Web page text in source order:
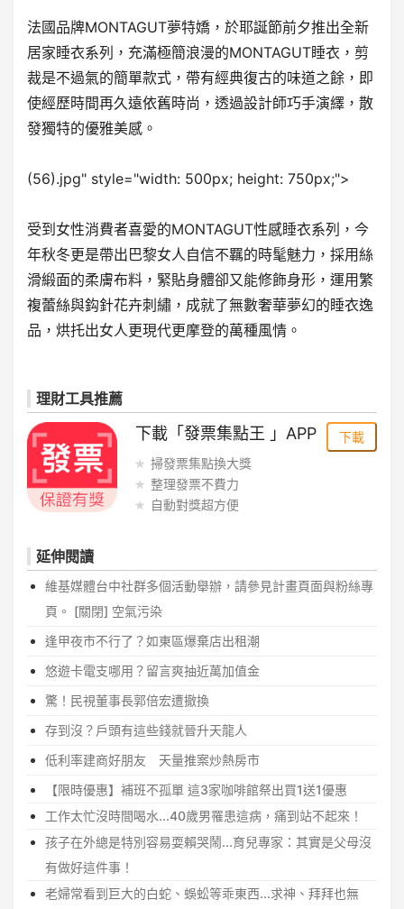
法國品牌MONTAGUT夢特嬌，於耶誕節前夕推出全新
居家睡衣系列，充滿極簡浪漫的MONTAGUT睡衣，剪
裁是不過氣的簡單款式，帶有經典復古的味道之餘，即
使經歷時間再久遠依舊時尚，透過設計師巧手演繹，散
發獨特的優雅美感。
(56).jpg" style="width: 500px; height: 750px;">
受到女性消費者喜愛的MONTAGUT性感睡衣系列，今
年秋冬更是帶出巴黎女人自信不羈的時髦魅力，採用絲
滑緞面的柔膚布料，緊貼身體卻又能修飾身形，運用繁
複蕾絲與鈎針花卉刺繡，成就了無數奢華夢幻的睡衣逸
品，烘托出女人更現代更摩登的萬種風情。
理財工具推薦
下載「發票集點王 」APP
掃發票集點換大獎
整理發票不費力
自動對獎超方便
下載
延伸閱讀
維基媒體台中社群多個活動舉辦，請參見計畫頁面與粉絲專
頁。 [關閉] 空氣污染
逢甲夜市不行了？如東區爆棄店出租潮
悠遊卡電支哪用？留言爽抽近萬加值金
驚！民視董事長郭倍宏遭撤換
存到沒？戶頭有這些錢就晉升天龍人
低利率建商好朋友 天量推案炒熱房市
【限時優惠】補班不孤單 這3家咖啡館祭出買1送1優惠
工作太忙沒時間喝水...40歲男罹患這病，痛到站不起來！
孩子在外總是特別容易耍賴哭鬧...育兒專家：其實是父母沒
有做好這件事！
老婦常看到巨大的白蛇、蜈蚣等乖東西...求神、拜拜也無